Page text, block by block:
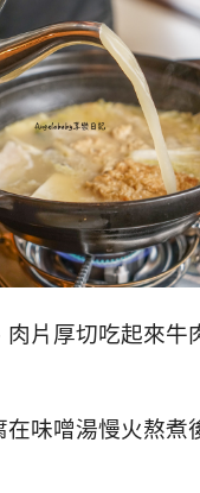
肉片厚切吃起來牛
味噌湯慢火熬煮